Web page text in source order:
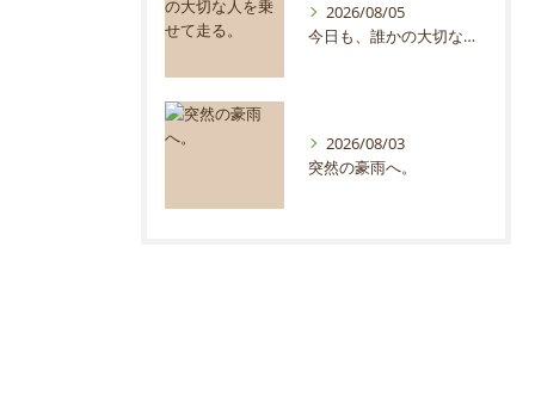
2026/08/05
今日も、誰かの大切な人を乗せて走る。
2026/08/03
突然の豪雨へ。